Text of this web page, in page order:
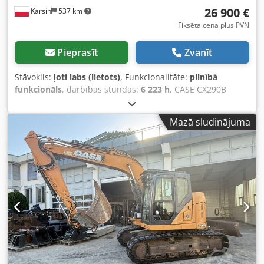
Karsin 537 km 26 900 €
Fiksēta cena plus PVN
Pieprasīt Zvanīt
Stāvoklis: ļoti labs (lietots), Funkcionalitāte: pilnībā
funkcionāls, darbības stundas: 6 223 h, CASE CX290B
Kāpurķēžu Ekskavators Kawasaki Hidraulika Isuzu Dzinējs
Tehniskie dati: - Dzinējs: Isuzu AH-6HK1X (6 cilindru,
turbopūtes, Common Rail). - Dzinēja jauda: apm. 154 kW
(209 ZS) pie 1800 apgr./min. - Darba masa: apm. 29 100 kg
- 30 000 kg (atkarībā no aprīkojuma). - Hidrauliskā sistēma:
Mainīgas veiktspējas assūkņu sūkņi (Kawasaki), nodrošina
vienmērīgas apvienotas kustības. - Maksimālais rakšanas
rādiuss: apm. 10,5 - 10,7 m. - Maksimālais rakšanas
dziļums: apm. 7,1 m. - Standarta kausa tilpums: apm. 1,2 -
1,6 m³. - Nobraukums: Oriģinālie 6223 mth – labi kopts,
regulāri apkalpots, skaitītājs pilnībā darboties spējīgs un
skaidri salasāms. CX290B modeļa priekšrocības: Dcodpfx
Aleygy Awoaek - Hidrauliskā ātrā sakabe: Ātra un efektīva
Mazā sludinājuma